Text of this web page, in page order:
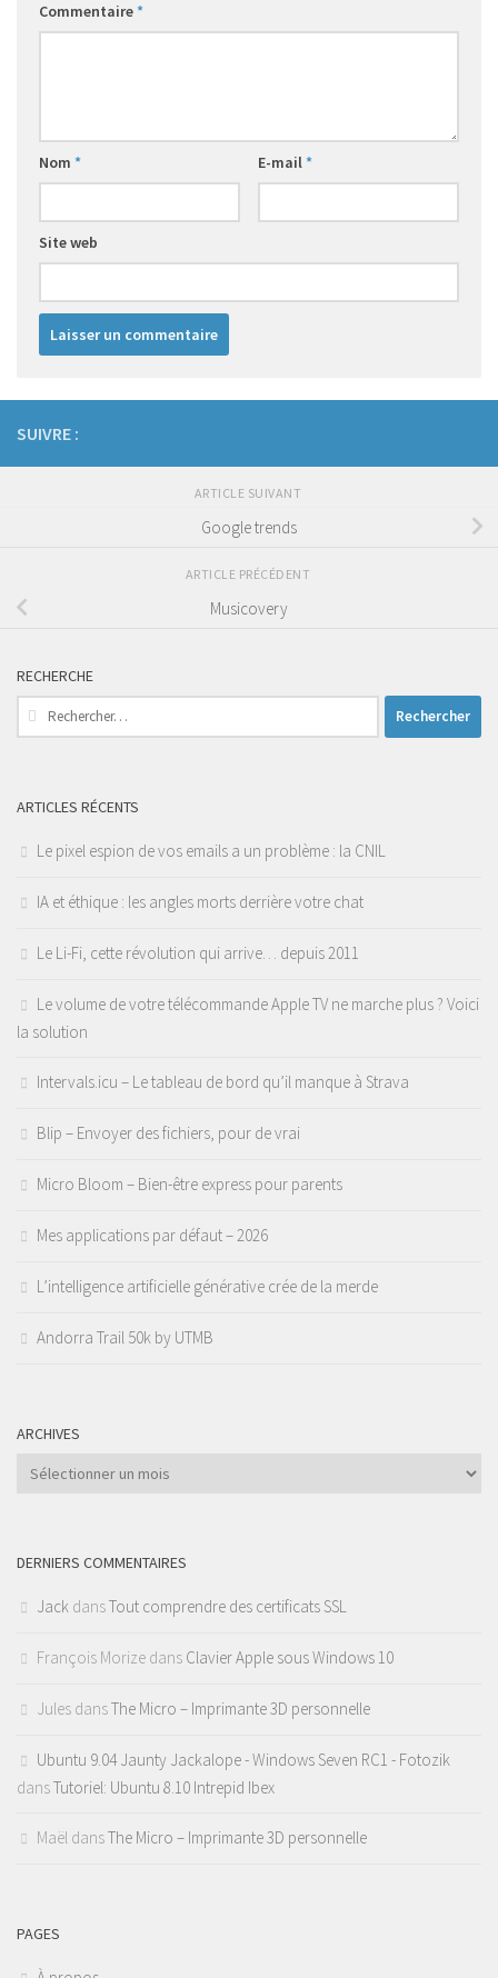
Commentaire*
Nom * E-mail*
Site web
SUIVRE :
ARTICLE SUIVANT
Google trends
ARTICLE PRÉCÉDENT
Musicovery
RECHERCHE
Rechercher :
ARTICLES RÉCENTS
Le pixel espion de vos emails a un problème : la CNIL
IA et éthique : les angles morts derrière votre chat
Le Li-Fi, cette révolution qui arrive… depuis 2011
Le volume de votre télécommande Apple TV ne marche plus ? Voici
la solution
Intervals.icu – Le tableau de bord qu’il manque à Strava
Blip – Envoyer des fichiers, pour de vrai
Micro Bloom – Bien-être express pour parents
Mes applications par défaut – 2026
L’intelligence artificielle générative crée de la merde
Andorra Trail 50k by UTMB
ARCHIVES
Archives
DERNIERS COMMENTAIRES
Jack dansTout comprendre des certificats SSL
François Morize dans Clavier Apple sous Windows 10
Jules dansThe Micro – Imprimante 3D personnelle
Ubuntu 9.04 Jaunty Jackalope - Windows Seven RC1 - Fotozik
dansTutoriel: Ubuntu 8.10 Intrepid Ibex
Maël dansThe Micro – Imprimante 3D personnelle
PAGES